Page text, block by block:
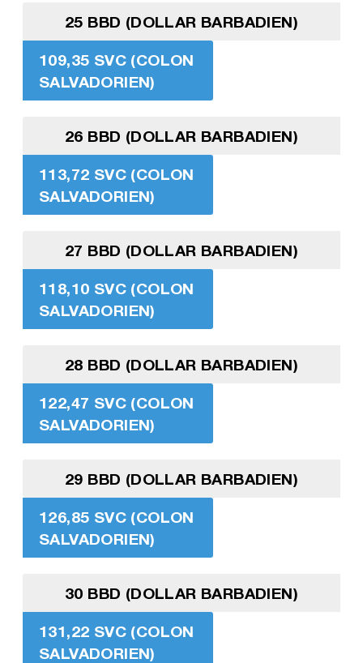
25 BBD (DOLLAR BARBADIEN)
109,35 SVC (COLON
SALVADORIEN)
26 BBD (DOLLAR BARBADIEN)
113,72 SVC (COLON
SALVADORIEN)
27 BBD (DOLLAR BARBADIEN)
118,10 SVC (COLON
SALVADORIEN)
28 BBD (DOLLAR BARBADIEN)
122,47 SVC (COLON
SALVADORIEN)
29 BBD (DOLLAR BARBADIEN)
126,85 SVC (COLON
SALVADORIEN)
30 BBD (DOLLAR BARBADIEN)
131,22 SVC (COLON
SALVADORIEN)